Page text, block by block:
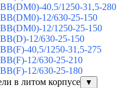
40.5/1250-31,5-280
12/630-25-150
12/1250-25-150
12/630-25-150
40,5/1250-31,5-275
12/630-25-210
12/630-25-180
в литом корпусе
▼